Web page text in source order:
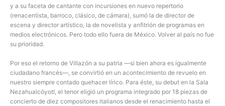
y a su faceta de cantante con incursiones en nuevo repertorio
(renacentista, barroco, clásico, de cámara), sumó la de director de
escena y director artístico, la de novelista y anfitrión de programas en
medios electrónicos. Pero todo ello fuera de México. Volver al país no fue
su prioridad.
Por eso el retorno de Villazón a su patria —si bien ahora es igualmente
ciudadano francés—, se convirtió en un acontecimiento de revuelo en
nuestro siempre contado quehacer lírico. Para éste, su debut en la Sala
Nezahualcóyotl, el tenor eligió un programa integrado por 18 piezas de
concierto de diez compositores italianos desde el renacimiento hasta el